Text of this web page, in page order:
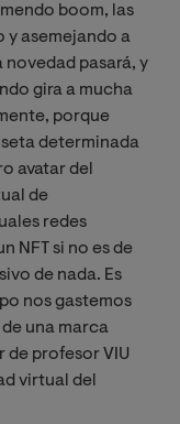
boom, las
y asemejando a
pasará, y
gira a mucha
porque
determinada
avatar del
de
redes
NFT si no es de
de nada. Es
nos gastemos
una marca
de profesor VIU
virtual del